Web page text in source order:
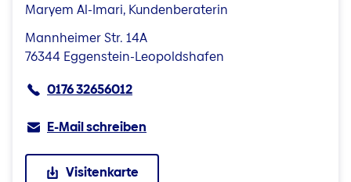
Maryem Al-Imari, Kundenberaterin
Mannheimer Str. 14A
76344 Eggenstein-Leopoldshafen
0176 32656012
E-Mail schreiben
Visitenkarte